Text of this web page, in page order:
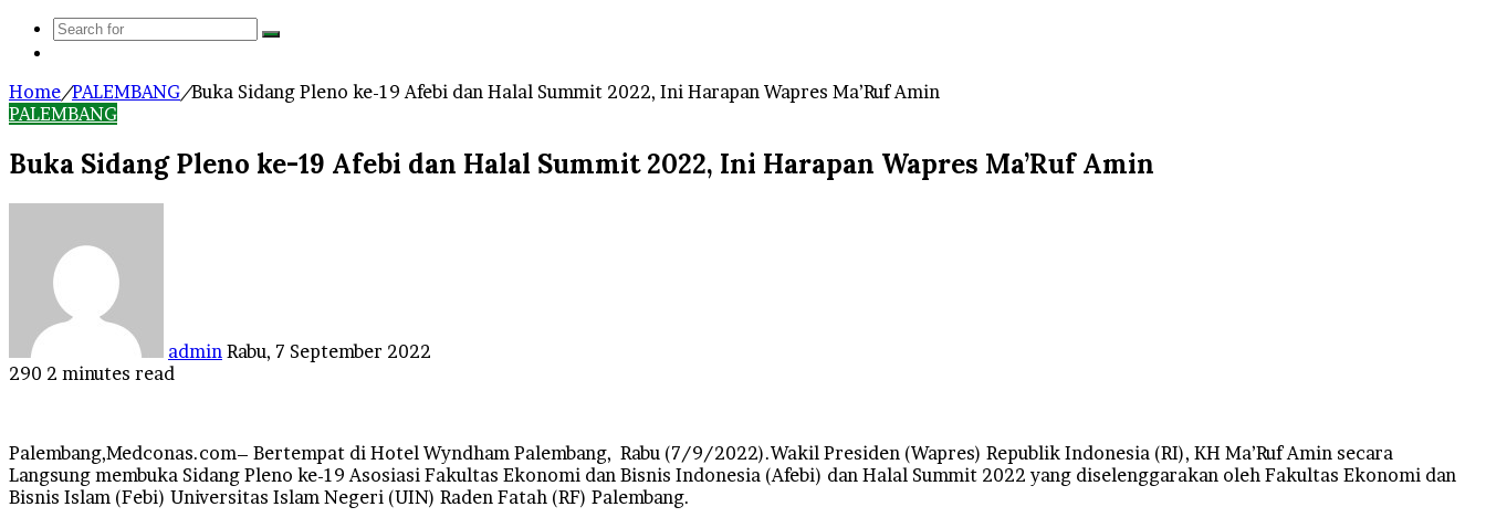
Search
Home/PALEMBANG/Buka Sidang Pleno ke-19 Afebi dan Halal Summit 2022, Ini Harapan Wapres Ma’Ruf Amin
PALEMBANG
Buka Sidang Pleno ke-19 Afebi dan Halal Summit 2022, Ini Harapan Wapres Ma’Ruf Amin
admin Rabu, 7 September 2022
290 2 minutes read
Palembang,Medconas.com– Bertempat di Hotel Wyndham Palembang, Rabu (7/9/2022).Wakil Presiden (Wapres) Republik Indonesia (RI), KH Ma’Ruf Amin secara
Langsung membuka Sidang Pleno ke-19 Asosiasi Fakultas Ekonomi dan Bisnis Indonesia (Afebi) dan Halal Summit 2022 yang diselenggarakan oleh Fakultas Ekonomi dan
Bisnis Islam (Febi) Universitas Islam Negeri (UIN) Raden Fatah (RF) Palembang.